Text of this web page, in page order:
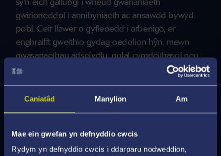
Caniatâd Manylion Am
Mae ein gwefan yn defnyddio cwcis
Rydym yn defnyddio cwcis i ddarparu nodweddion,
gwirioneddol i annibyniaeth ac ansawdd bywyd
pobl. Ceir llawer o gyfleoedd i arbenigo, er
enghraifft gweithio gydag oedolion hŷn, mewn
gwasanaethau adsefydlu, gofal cymdeithasol neu
gyda phlant, pobl â phroblemau iechyd meddwl
Mwy o Wybodaeth Gyrfaoedd a
Chyflogadwyedd